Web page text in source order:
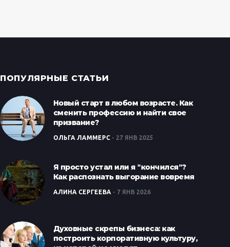
ПОПУЛЯРНЫЕ СТАТЬИ
Новый старт в любом возрасте. Как
сменить профессию и найти свое
призвание?
ОЛЬГА ЛАММЕРС 27 ЯНВ 2025
Я просто устал или я "кончился"?
Как распознать выгорание вовремя
АЛИНА СЕРГЕЕВА 7 ЯНВ 2026
Духовные скрепы бизнеса: как
построить корпоративную культуру,